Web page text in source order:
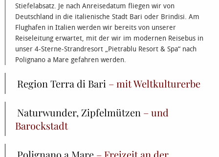
Stiefelabsatz. Je nach Anreisedatum fliegen wir von
Deutschland in die italienische Stadt Bari oder Brindisi. Am
Flughafen in Italien werden wir bereits von unserer
Reiseleitung erwartet, mit der wir im modernen Reisebus in
unser 4-Sterne-Strandresort „Pietrablu Resort & Spa“ nach
Polignano a Mare gefahren werden.
Region Terra di Bari – mit Weltkulturerbe
Naturwunder, Zipfelmützen – und
Barockstadt
Polignano a Mare – Freizeit an der